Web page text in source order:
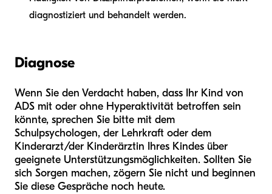
diagnostiziert und behandelt werden.
Diagnose
Wenn Sie den Verdacht haben, dass Ihr Kind von
ADS mit oder ohne Hyperaktivität betroffen sein
könnte, sprechen Sie bitte mit dem
Schulpsychologen, der Lehrkraft oder dem
Kinderarzt/der Kinderärztin Ihres Kindes über
geeignete Unterstützungsmöglichkeiten. Sollten Sie
sich Sorgen machen, zögern Sie nicht und beginnen
Sie diese Gespräche noch heute.